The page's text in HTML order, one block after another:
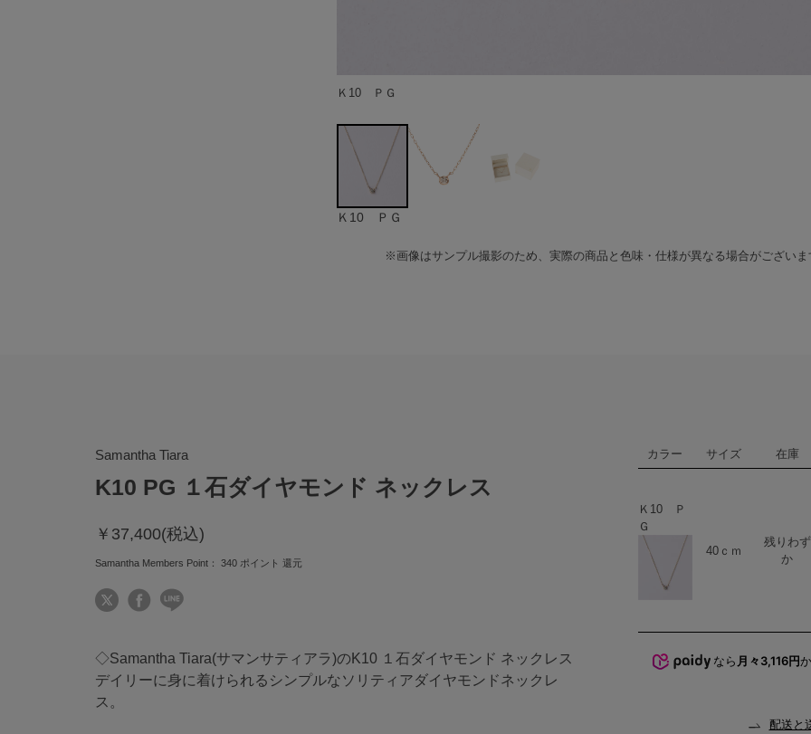
Ｋ10 ＰＧ
Ｋ10 ＰＧ
※画像はサンプル撮影のため、実際の商品と色味・仕様が異なる場合がございま
Samantha Tiara
K10 PG １石ダイヤモンド ネックレス
￥37,400(税込)
Samantha Members Point： 340ポイント 還元
◇Samantha Tiara(サマンサティアラ)のK10 １石ダイヤモンド ネックレス
デイリーに身に着けられるシンプルなソリティアダイヤモンドネックレ
ス。
カラー サイズ 在庫
Ｋ10 Ｐ
Ｇ
40ｃｍ
残りわず
か
商品在庫
なら 月々3,116円
配送と